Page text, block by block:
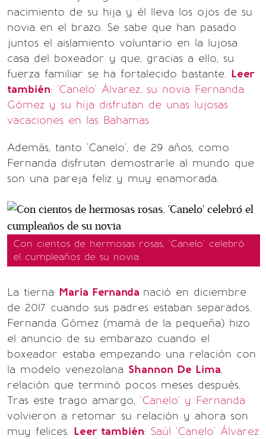
nacimiento de su hija y él lleva los ojos de su
novia en el brazo. Se sabe que han pasado
juntos el aislamiento voluntario en la lujosa
casa del boxeador y que, gracias a ello, su
fuerza familiar se ha fortalecido bastante. Leer
también: 'Canelo' Álvarez, su novia Fernanda
Gómez y su hija disfrutan de unas lujosas
vacaciones en las Bahamas
Además, tanto 'Canelo', de 29 años, como
Fernanda disfrutan demostrarle al mundo que
son una pareja feliz y muy enamorada.
Con cientos de hermosas rosas, 'Canelo' celebró
el cumpleaños de su novia
La tierna María Fernanda nació en diciembre
de 2017 cuando sus padres estaban separados.
Fernanda Gómez (mamá de la pequeña) hizo
el anuncio de su embarazo cuando el
boxeador estaba empezando una relación con
la modelo venezolana Shannon De Lima,
relación que terminó pocos meses después.
Tras este trago amargo, 'Canelo' y Fernanda
volvieron a retomar su relación y ahora son
muy felices. Leer también: Saúl 'Canelo' Álvarez